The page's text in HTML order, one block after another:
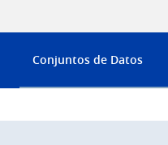
Conjuntos de Datos